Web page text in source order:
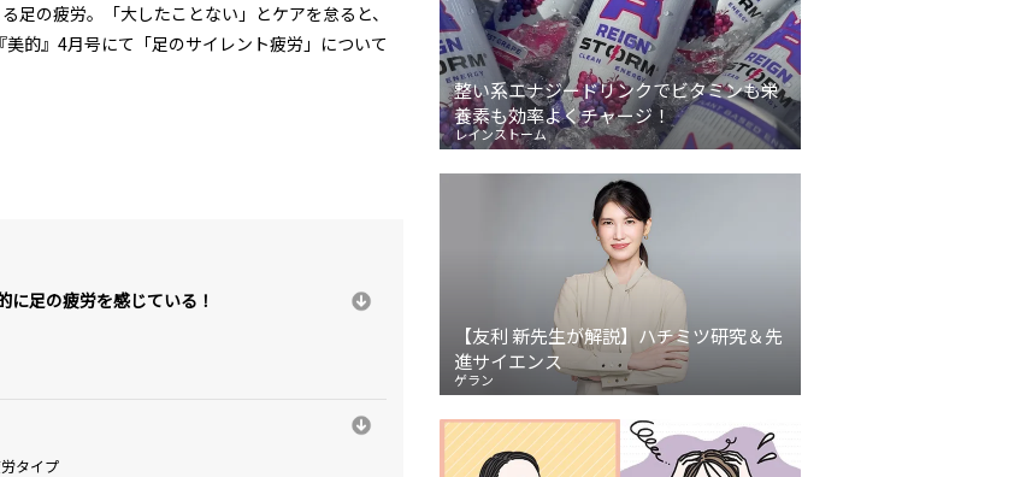
足の疲労。「大したことない」とケアを怠ると、
的』4月号にて「足のサイレント疲労」について
に足の疲労を感じている！
タイプ
整い系エナジードリンクでビタミンも栄
養素も効率よくチャージ！
レインストーム
【友利 新先生が解説】ハチミツ研究＆先
進サイエンス
ゲラン